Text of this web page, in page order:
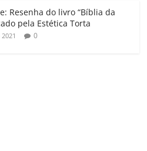
Resenha do livro “Bíblia da
pela Estética Torta
0